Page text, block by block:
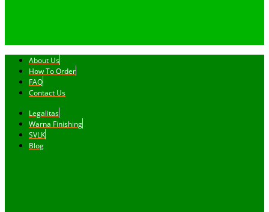
About Us
How To Order
FAQ
Contact Us
Legalitas
Warna Finishing
SVLK
Blog